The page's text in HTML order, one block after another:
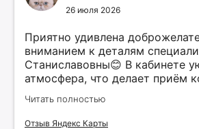
26 июля 2026
Приятно удивлена
вниманием к деталям
Станиславовны😊 В кабинете
атмосфера, что делает приём
рекомендую этого специалиста
ищет качественные услуги в
Верю, что нашла своего
Читать полностью
Отзыв Яндекс Карты